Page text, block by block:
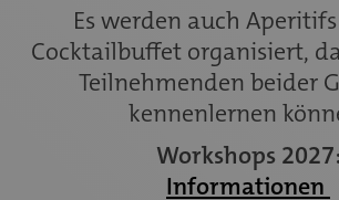
Es werden auch
Cocktailbuffet organisiert,
Teilnehmenden beider
kennenlernen
Workshops 2027:
Informationen